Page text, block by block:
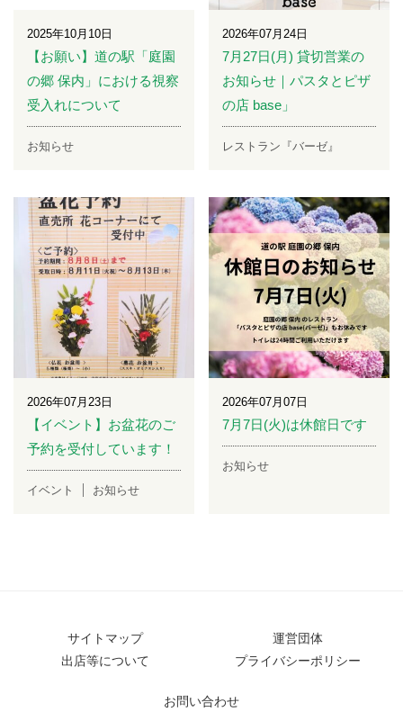
2025年10月10日
【お願い】道の駅「庭園
の郷 保内」における視察
受入れについて
お知らせ
2026年07月24日
7月27日(月) 貸切営業の
お知らせ｜パスタとピザ
の店 base」
レストラン『バーゼ』
2026年07月23日
【イベント】お盆花のご
予約を受付しています！
イベント お知らせ
2026年07月07日
7月7日(火)は休館日です
お知らせ
サイトマップ
運営団体
出店等について
プライバシーポリシー
お問い合わせ